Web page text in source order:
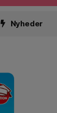
Nyheder